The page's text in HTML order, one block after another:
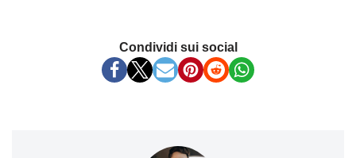
Condividi sui social